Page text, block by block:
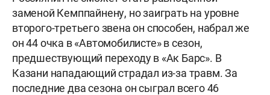
заменой Кемппайнену, но заиграть на уровне
второго-третьего звена он способен, набрал же
он 44 очка в «Автомобилисте» в сезон,
предшествующий переходу в «Ак Барс». В
Казани нападающий страдал из-за травм. За
последние два сезона он сыграл всего 46